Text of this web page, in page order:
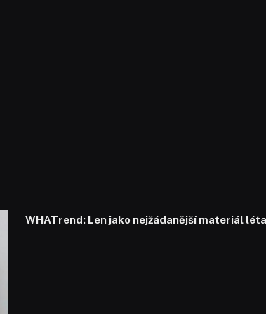
WHATrend: Len jako nejžádanější materiál léta